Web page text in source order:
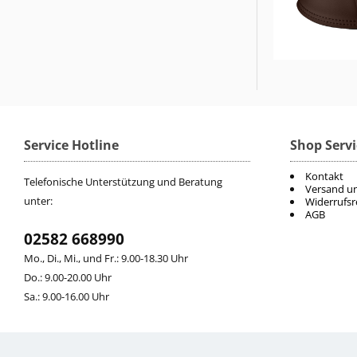
Service Hotline
Telefonische Unterstützung und Beratung
unter:
02582 668990
Mo., Di., Mi., und Fr.: 9.00-18.30 Uhr
Do.: 9.00-20.00 Uhr
Sa.: 9.00-16.00 Uhr
Shop
Kontakt
Versand
AGB